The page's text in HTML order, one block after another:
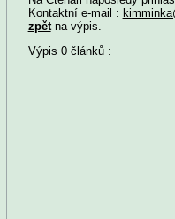
Kontaktní e-mail :
zpětna výpis.
Výpis 0 článků :